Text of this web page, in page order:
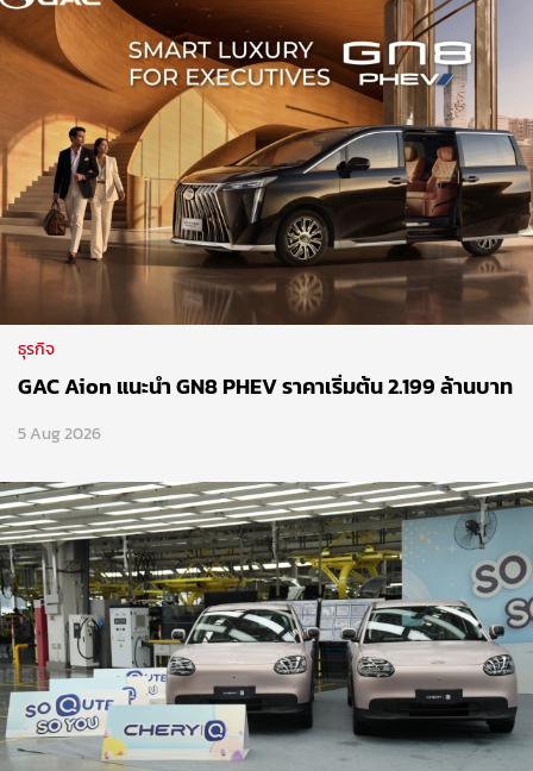
ธุรกิจ
GAC Aion แนะนำ GN8 PHEV ราคาเริ่มต้น 2.199 ล้านบาท
5 Aug 2026